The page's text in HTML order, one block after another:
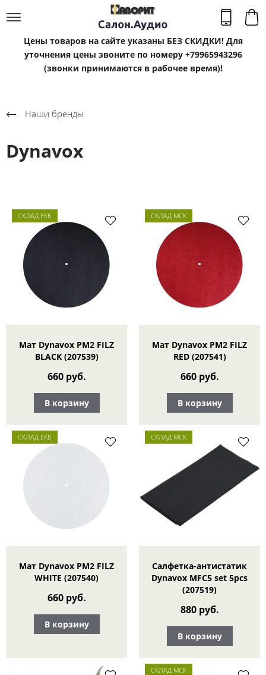
Цены товаров на сайте указаны БЕЗ СКИДКИ! Для
уточнения цены звоните по номеру +79965943296
(звонки принимаются в рабочее время)!
Наши бренды
Dynavox
СКЛАД ЕКБ
Мат Dynavox PM2 FILZ
BLACK (207539)
660 руб.
В корзину
СКЛАД МСК
Мат Dynavox PM2 FILZ
RED (207541)
660 руб.
В корзину
СКЛАД ЕКБ
Мат Dynavox PM2 FILZ
WHITE (207540)
660 руб.
В корзину
СКЛАД МСК
Салфетка-aнтистатик
Dynavox MFC5 set 5pcs
(207519)
880 руб.
В корзину
СКЛАД МСК